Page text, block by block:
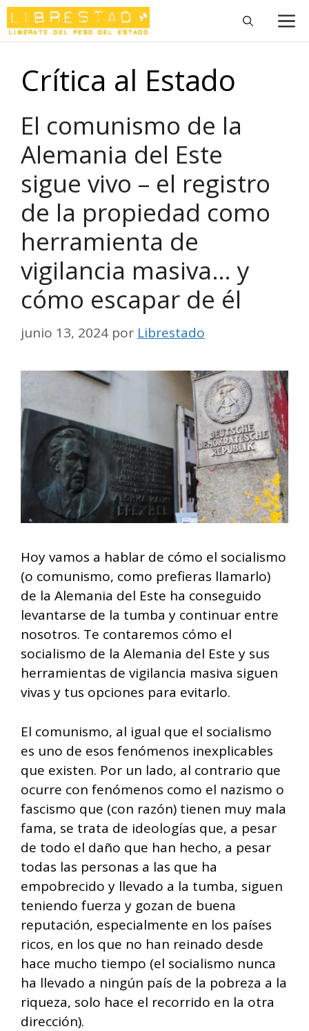
Saltar
al
contenido
Crítica al Estado
El comunismo de la
Alemania del Este
sigue vivo – el registro
de la propiedad como
herramienta de
vigilancia masiva… y
cómo escapar de él
junio 13, 2024 por Librestado
Hoy vamos a hablar de cómo el socialismo
(o comunismo, como prefieras llamarlo)
de la Alemania del Este ha conseguido
levantarse de la tumba y continuar entre
nosotros. Te contaremos cómo el
socialismo de la Alemania del Este y sus
herramientas de vigilancia masiva siguen
vivas y tus opciones para evitarlo.
El comunismo, al igual que el socialismo
es uno de esos fenómenos inexplicables
que existen. Por un lado, al contrario que
ocurre con fenómenos como el nazismo o
fascismo que (con razón) tienen muy mala
fama, se trata de ideologías que, a pesar
de todo el daño que han hecho, a pesar
todas las personas a las que ha
empobrecido y llevado a la tumba, siguen
teniendo fuerza y gozan de buena
reputación, especialmente en los países
ricos, en los que no han reinado desde
hace mucho tiempo (el socialismo nunca
ha llevado a ningún país de la pobreza a la
riqueza, solo hace el recorrido en la otra
dirección).